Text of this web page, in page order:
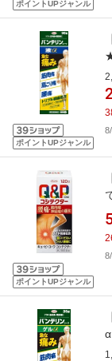
ポイントUPジャンル
ポイントUPジャンル
ポイントUPジャンル